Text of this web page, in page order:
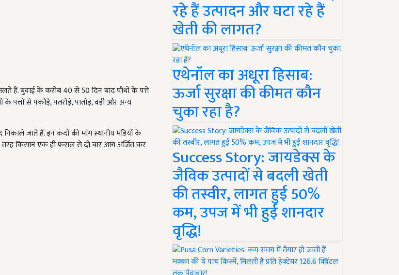
हैं. बुवाई के करीब 40 से 50 दिन बाद पौधों के पत्ते
पत्तों से पकौड़े, पतरोड़े, पातोड़, वड़ी और अन्य
जाते हैं. इन कंदों की मांग स्थानीय मंडियों के
तरह किसान एक ही फसल से दो बार आय अर्जित कर
रहे हैं उत्पादन और घटा रहे हैं
खेती की लागत?
एथेनॉल का अधूरा हिसाब:
ऊर्जा सुरक्षा की कीमत कौन
चुका रहा है?
Success Story: जायडेक्स के
जैविक उत्पादों से बदली खेती
की तस्वीर, लागत हुई 50%
कम, उपज में भी हुई शानदार
वृद्धि!